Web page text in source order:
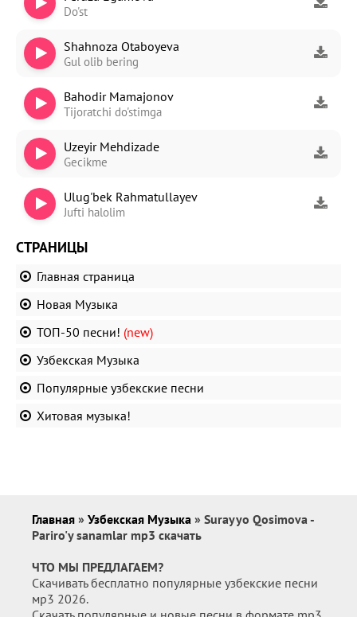
Do'st
Shahnoza Otaboyeva
Gul olib bering
Bahodir Mamajonov
Tijoratchi do'stimga
Uzeyir Mehdizade
Gecikme
Ulug'bek Rahmatullayev
Jufti halolim
СТРАНИЦЫ
Главная страница
Новая Музыка
ТОП-50 песни! (new)
Узбекская Музыка
Популярные узбекские песни
Хитовая музыка!
Главная » Узбекская Музыка » Surayyo Qosimova -
Pariro'y sanamlar mp3 скачать
ЧТО МЫ ПРЕДЛАГАЕМ?
Скачивать бесплатно популярные узбекские песни
мр3 2026.